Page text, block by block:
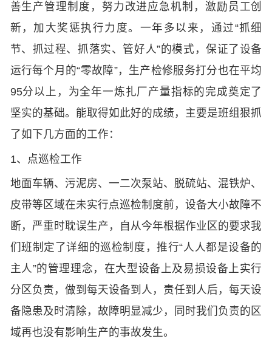
善生产管理制度，努力改进应急机制，激励员工创
新，加大奖惩执行力度。一年多以来，通过“抓细
节、抓过程、抓落实、管好人”的模式，保证了设备
运行每个月的“零故障”，生产检修服务打分也在平均
95分以上，为全年一炼扎厂产量指标的完成奠定了
坚实的基础。能取得如此好的成绩，主要是班组狠抓
了如下几方面的工作：
1、点巡检工作
地面车辆、污泥房、一二次泵站、脱硫站、混铁炉、
皮带等区域在未实行点巡检制度前，设备大小故障不
断，严重时耽误生产，自从今年根据作业区的要求我
们班制定了详细的巡检制度，推行“人人都是设备的
主人”的管理理念，在大型设备上及易损设备上实行
分区负责，做到每天设备到人，责任到人后，每天设
备隐患及时清除，故障明显减少，同时我们负责的区
域再也没有影响生产的事故发生。